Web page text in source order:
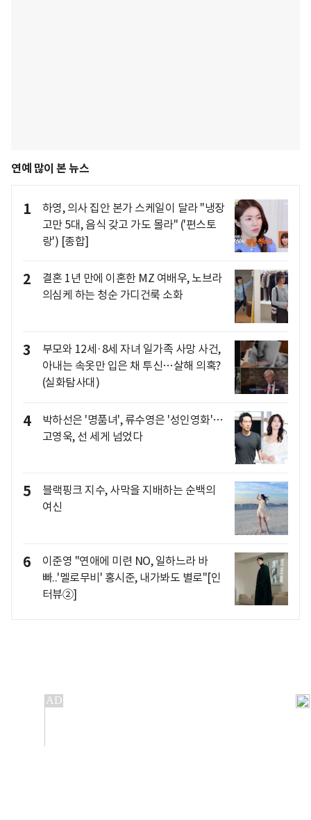
연예 많이 본 뉴스
1
하영, 의사 집안 본가 스케일이 달라 "냉장
고만 5대, 음식 갖고 가도 몰라" ('편스토
랑') [종합]
2
결혼 1년 만에 이혼한 MZ 여배우, 노브라
의심케 하는 청순 가디건룩 소화
3
부모와 12세·8세 자녀 일가족 사망 사건,
아내는 속옷만 입은 채 투신…살해 의혹?
(실화탐사대)
4
박하선은 '명품녀', 류수영은 '성인영화'…
고영욱, 선 세게 넘었다
5
블랙핑크 지수, 사막을 지배하는 순백의
여신
6
이준영 "연애에 미련 NO, 일하느라 바
빠..'멜로무비' 홍시준, 내가봐도 별로"[인
터뷰②]